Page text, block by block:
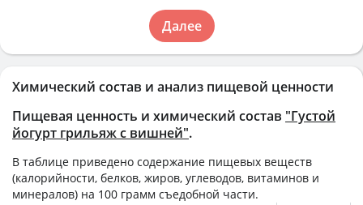
Химический состав и анализ пищевой ценности
Пищевая ценность и химический состав "Густой
йогурт грильяж с вишней".
В таблице приведено содержание пищевых веществ
(калорийности, белков, жиров, углеводов, витаминов и
минералов) на 100 грамм съедобной части.
Далее